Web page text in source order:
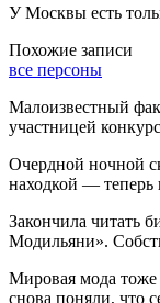
У Москвы есть
Похожие записи
все персоны
Малоизвестный
участницей
Очердной ночной
находкой — теперь
Закончила читать
Модильяни».
Мировая мода тоже
снова поняли, что